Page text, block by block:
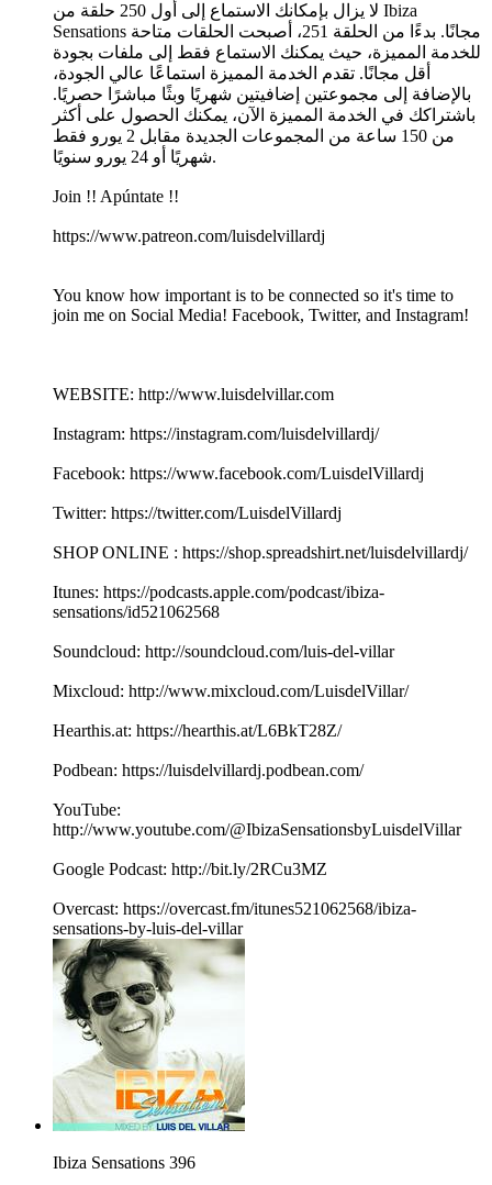
لا يزال بإمكانك الاستماع إلى أول 250 حلقة من Ibiza
Sensations مجانًا. بدءًا من الحلقة 251، أصبحت الحلقات متاحة
للخدمة المميزة، حيث يمكنك الاستماع فقط إلى ملفات بجودة
أقل مجانًا. تقدم الخدمة المميزة استماعًا عالي الجودة،
بالإضافة إلى مجموعتين إضافيتين شهريًا وبثًا مباشرًا حصريًا.
باشتراكك في الخدمة المميزة الآن، يمكنك الحصول على أكثر
من 150 ساعة من المجموعات الجديدة مقابل 2 يورو فقط
شهريًا أو 24 يورو سنويًا.
Join !! Apúntate !!
https://www.patreon.com/luisdelvillardj
You know how important is to be connected so it's time to
join me on Social Media! Facebook, Twitter, and Instagram!
WEBSITE: http://www.luisdelvillar.com
Instagram: https://instagram.com/luisdelvillardj/
Facebook: https://www.facebook.com/LuisdelVillardj
Twitter: https://twitter.com/LuisdelVillardj
SHOP ONLINE : https://shop.spreadshirt.net/luisdelvillardj/
Itunes: https://podcasts.apple.com/podcast/ibiza-
sensations/id521062568
Soundcloud: http://soundcloud.com/luis-del-villar
Mixcloud: http://www.mixcloud.com/LuisdelVillar/
Hearthis.at: https://hearthis.at/L6BkT28Z/
Podbean: https://luisdelvillardj.podbean.com/
YouTube:
http://www.youtube.com/@IbizaSensationsbyLuisdelVillar
Google Podcast: http://bit.ly/2RCu3MZ
Overcast: https://overcast.fm/itunes521062568/ibiza-
sensations-by-luis-del-villar
Ibiza Sensations 396